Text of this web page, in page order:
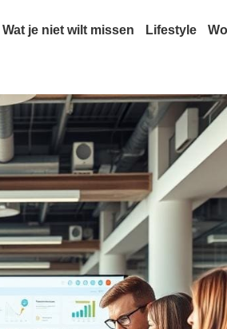
Wat je niet wilt missen Lifestyle